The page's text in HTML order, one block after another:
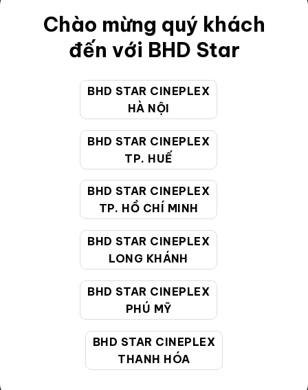
Chào mừng quý khách
đến với BHD Star
BHD STAR CINEPLEX
HÀ NỘI
BHD STAR CINEPLEX
TP. HUẾ
BHD STAR CINEPLEX
TP. HỒ CHÍ MINH
BHD STAR CINEPLEX
LONG KHÁNH
BHD STAR CINEPLEX
PHÚ MỸ
BHD STAR CINEPLEX
THANH HÓA
Điều khoản
Hướng dẫn đặt vé trực tuyến
Quy định và chính sách chung
Chính sách bảo vệ thông tin cá nhân của người tiêu
CHĂM SÓC KHÁCH HÀNG
19002099
Giờ làm việc: 9:00 - 22:00 (Tất cả các ngày bao
cskh@bhdstar.vn